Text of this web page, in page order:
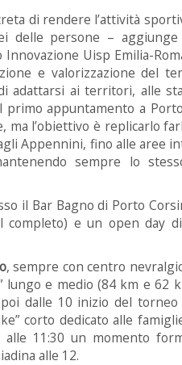
di rendere l’attività
delle persone – aggiunge
Uisp Emilia-
e valorizzazione del
adattarsi ai territori, alle
appuntamento a
ma l’obiettivo è replicarlo
Appennini, fino alle aree
sempre lo
il Bar Bagno di Porto
e un open day
, sempre con centro
e medio (84 km e 62
dalle 10 inizio del
corto dedicato alle
11:30 un momento
alle 12.